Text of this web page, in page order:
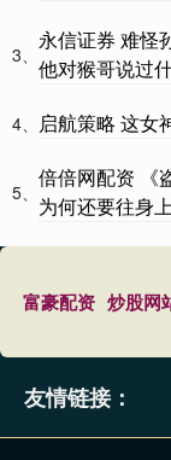
3、
永信证券 难怪
他对猴哥说过
4、 启航策略 这女
5、
倍倍网配资 《
为何还要往身
富豪配资 炒股网
友情链接：